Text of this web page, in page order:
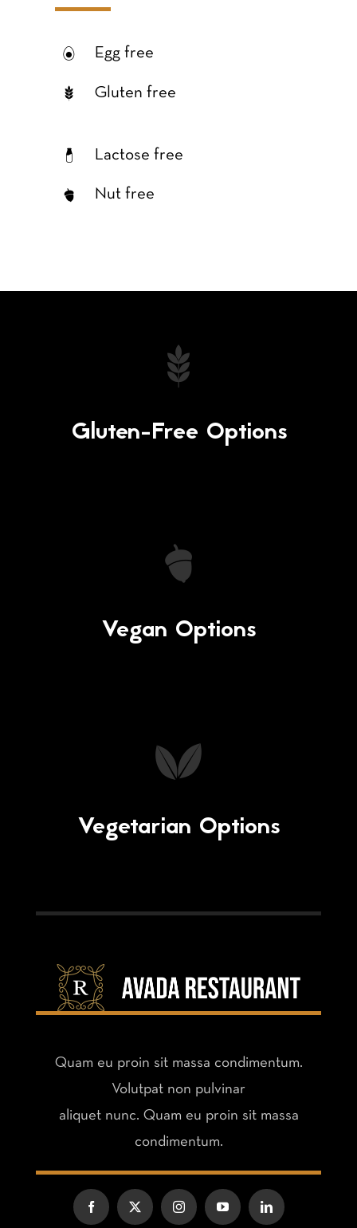
Egg free
Gluten free
Lactose free
Nut free
Gluten-Free Options
Vegan Options
Vegetarian Options
Quam eu proin sit massa condimentum.
Volutpat non pulvinar
aliquet nunc. Quam eu proin sit massa
condimentum.